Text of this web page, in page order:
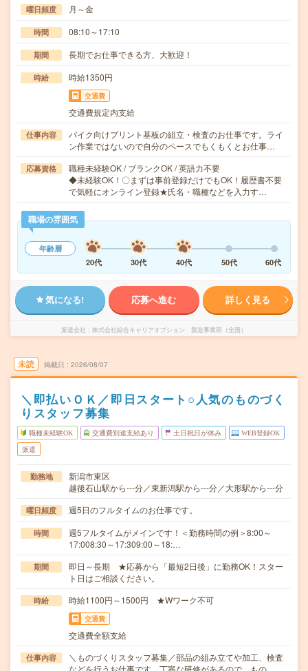
曜日頻度 月～金
時間 08:10～17:10
期間 長期でお仕事できる方、大歓迎！
時給 時給1350円
交通費
交通費規定内支給
仕事内容
バイク向けプリント基板の組立・検査のお仕事です。ライ
ン作業ではないので自分のペースでもくもくとお仕事…
応募資格
職種未経験OK / ブランクOK / 英語力不要
◆未経験OK！〇まずは事前登録だけでもOK！履歴書不要
で気軽にオンライン登録★氏名・職種などを入力す…
職場の雰囲気
年齢層
20代
30代 40代 50代 60代
気になる! 応募へ進む 詳しく見る
派遣会社 株式会社綜合キャリアオプション 製造事業部（全国）
未読 掲載日 2026/08/07
＼即払いＯＫ／即日スタート○人気のものづく
りスタッフ募集
職種未経験OK 交通費別途支給あり 土日祝日が休み WEB登録OK
派遣
勤務地
新潟市東区
越後石山駅から---分／東新潟駅から---分／大形駅から---分
曜日頻度 週5日のフルタイムのお仕事です。
時間
週5フルタイムがメインです！＜勤務時間の例＞8:00～
17:008:30～17:309:00～18:…
期間
即日～長期 ★応募から「最短2日後」に勤務OK！スター
ト日はご相談ください。
時給 時給1100円～1500円 ★Wワーク不可
交通費
交通費全額支給
仕事内容
＼ものづくりスタッフ募集／部品の組み立てや加工、検査
などを行うお仕事です。丁寧な研修があるので、もの…